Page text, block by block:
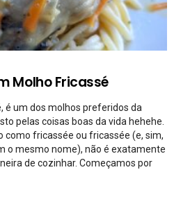
Molho Fricassé
é um dos molhos preferidos da
pelas coisas boas da vida hehehe.
como fricassée ou fricassée (e, sim,
o mesmo nome), não é exatamente
de cozinhar. Começamos por